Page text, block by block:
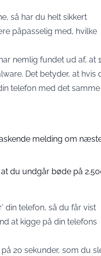
så har du helt sikkert
påpasselig med, hvilke
nemlig fundet ud af, at
Det betyder, at hvis
telefon med det samme
melding om
du undgår bøde på
din telefon, så du får vist
at kigge på din telefons
20 sekunder, som du